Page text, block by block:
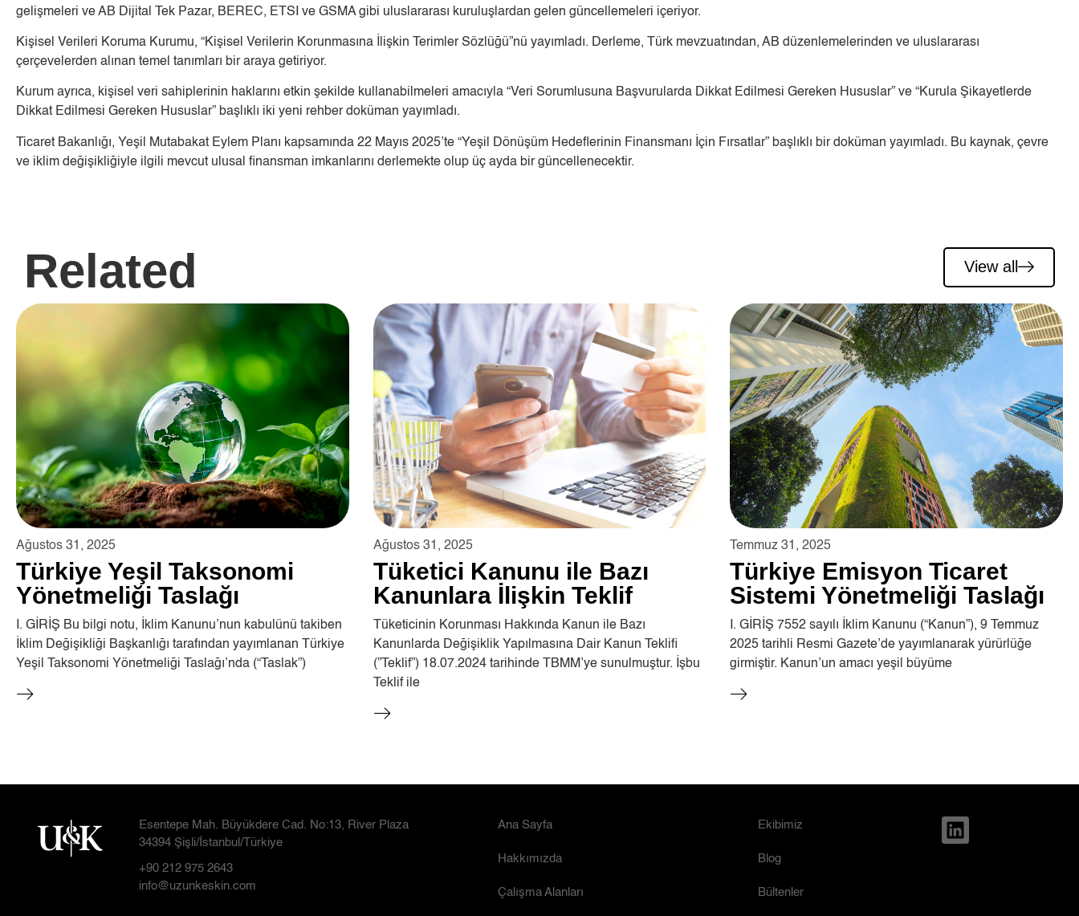
gelişmeleri ve AB Dijital Tek Pazar, BEREC, ETSI ve GSMA gibi uluslararası kuruluşlardan gelen güncellemeleri içeriyor.
Kişisel Verileri Koruma Kurumu, “Kişisel Verilerin Korunmasına İlişkin Terimler Sözlüğü”nü yayımladı. Derleme, Türk mevzuatından, AB düzenlemelerinden ve uluslararası
çerçevelerden alınan temel tanımları bir araya getiriyor.
Kurum ayrıca, kişisel veri sahiplerinin haklarını etkin şekilde kullanabilmeleri amacıyla “Veri Sorumlusuna Başvurularda Dikkat Edilmesi Gereken Hususlar” ve “Kurula Şikayetlerde
Dikkat Edilmesi Gereken Hususlar” başlıklı iki yeni rehber doküman yayımladı.
Ticaret Bakanlığı, Yeşil Mutabakat Eylem Planı kapsamında 22 Mayıs 2025’te “Yeşil Dönüşüm Hedeflerinin Finansmanı İçin Fırsatlar” başlıklı bir doküman yayımladı. Bu kaynak, çevre
ve iklim değişikliğiyle ilgili mevcut ulusal finansman imkanlarını derlemekte olup üç ayda bir güncellenecektir.
Related View all
Ağustos 31, 2025
Türkiye Yeşil Taksonomi
Yönetmeliği Taslağı
I. GİRİŞ Bu bilgi notu, İklim Kanunu’nun kabulünü takiben
İklim Değişikliği Başkanlığı tarafından yayımlanan Türkiye
Yeşil Taksonomi Yönetmeliği Taslağı’nda (“Taslak”)
Ağustos 31, 2025
Tüketici Kanunu ile Bazı
Kanunlara İlişkin Teklif
Tüketicinin Korunması Hakkında Kanun ile Bazı
Kanunlarda Değişiklik Yapılmasına Dair Kanun Teklifi
(”Teklif”) 18.07.2024 tarihinde TBMM’ye sunulmuştur. İşbu
Teklif ile
Temmuz 31, 2025
Türkiye Emisyon Ticaret
Sistemi Yönetmeliği Taslağı
I. GİRİŞ 7552 sayılı İklim Kanunu (“Kanun”), 9 Temmuz
2025 tarihli Resmi Gazete’de yayımlanarak yürürlüğe
girmiştir. Kanun’un amacı yeşil büyüme
Esentepe Mah. Büyükdere Cad. No:13, River Plaza
34394 Şişli/İstanbul/Türkiye
+90 212 975 2643
info@uzunkeskin.com
Ana Sayfa
Hakkımızda
Çalışma Alanları
Ekibimiz
Blog
Bültenler